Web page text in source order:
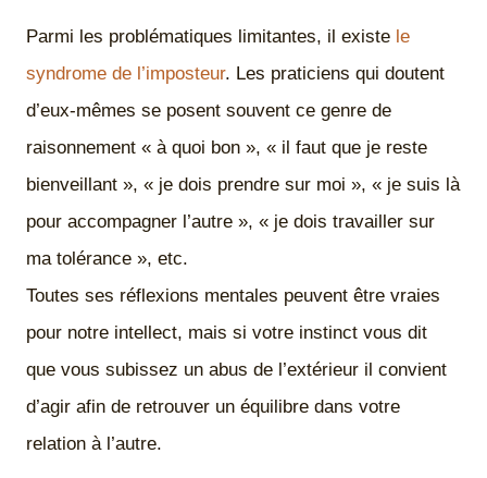
Parmi les problématiques limitantes, il existe le
syndrome de l’imposteur. Les praticiens qui doutent
d’eux-mêmes se posent souvent ce genre de
raisonnement « à quoi bon », « il faut que je reste
bienveillant », « je dois prendre sur moi », « je suis là
pour accompagner l’autre », « je dois travailler sur
ma tolérance », etc.
Toutes ses réflexions mentales peuvent être vraies
pour notre intellect, mais si votre instinct vous dit
que vous subissez un abus de l’extérieur il convient
d’agir afin de retrouver un équilibre dans votre
relation à l’autre.